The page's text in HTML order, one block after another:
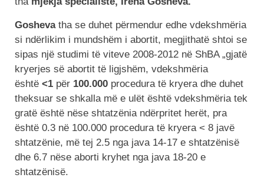
Goshevatha se duhet përmendur edhe vdekshmëria
si ndërlikim i mundshëm i abortit, megjithatë shtoi se
sipas një studimi të viteve 2008-2012 në ShBA „gjatë
kryerjes së abortit të ligjshëm, vdekshmëria
është <1 për 100.000 procedura të kryera dhe duhet
theksuar se shkalla më e ulët është vdekshmëria tek
gratë është nëse shtatzënia ndërpritet herët, pra
është 0.3 në 100.000 procedura të kryera < 8 javë
shtatzënie, më tej 2.5 nga java 14-17 e shtatzënisë
dhe 6.7 nëse aborti kryhet nga java 18-20 e
shtatzënisë.